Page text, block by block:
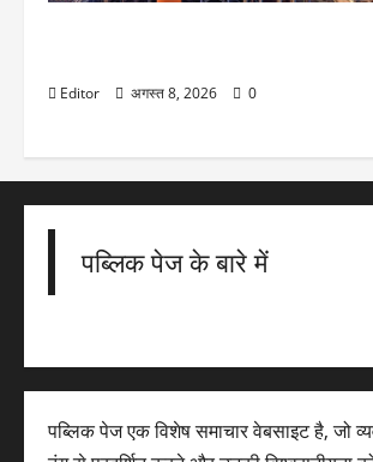
Editor अगस्त 8, 2026 0
पब्लिक पेज के बारे में
पब्लिक पेज एक विशेष समाचार वेबसाइट है, जो